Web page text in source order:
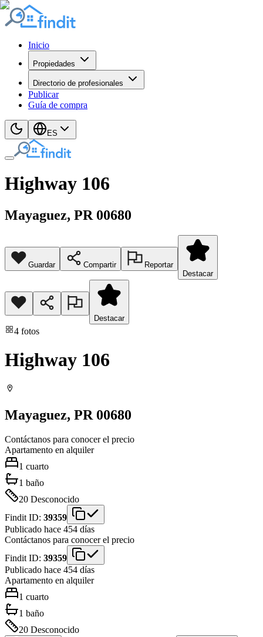
Inicio
Propiedades
Directorio de profesionales
Publicar
Guía de compra
ES
Highway 106
Mayaguez, PR 00680
Guardar Compartir
Reportar
Destacar
Destacar
4 fotos
Highway 106
Mayaguez, PR 00680
Contáctanos para conocer el precio
Apartamento en alquiler
1 cuarto
1 baño
20 Desconocido
Findit ID: 39359
Publicado hace 454 días
Contáctanos para conocer el precio
Findit ID: 39359
Publicado hace 454 días
Apartamento en alquiler
1 cuarto
1 baño
20 Desconocido